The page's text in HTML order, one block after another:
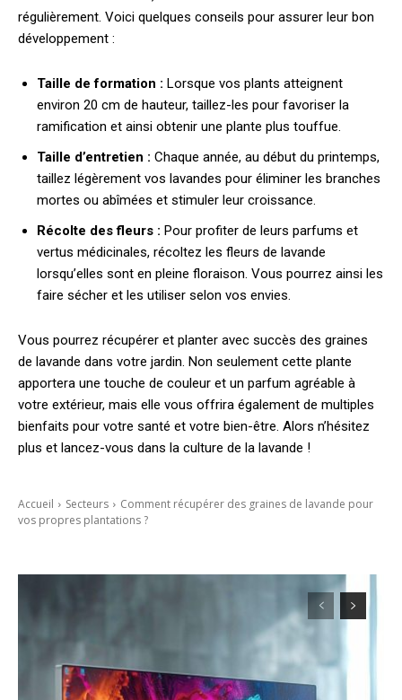
régulièrement. Voici quelques conseils pour assurer leur bon
développement :
Taille de formation : Lorsque vos plants atteignent
environ 20 cm de hauteur, taillez-les pour favoriser la
ramification et ainsi obtenir une plante plus touffue.
Taille d’entretien : Chaque année, au début du printemps,
taillez légèrement vos lavandes pour éliminer les branches
mortes ou abîmées et stimuler leur croissance.
Récolte des fleurs : Pour profiter de leurs parfums et
vertus médicinales, récoltez les fleurs de lavande
lorsqu’elles sont en pleine floraison. Vous pourrez ainsi les
faire sécher et les utiliser selon vos envies.
Vous pourrez récupérer et planter avec succès des graines
de lavande dans votre jardin. Non seulement cette plante
apportera une touche de couleur et un parfum agréable à
votre extérieur, mais elle vous offrira également de multiples
bienfaits pour votre santé et votre bien-être. Alors n’hésitez
plus et lancez-vous dans la culture de la lavande !
Accueil Secteurs
Comment récupérer des graines de lavande pour
vos propres plantations ?